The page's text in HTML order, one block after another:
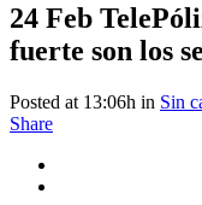
24 Feb
fuerte son los
Posted at 13:06h in Sin
Share